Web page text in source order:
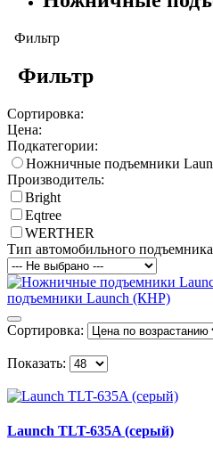
Фильтр
Фильтр
Сортировка:
Цена:
Подкатегории:
Ножничные подъемники
Производитель:
Bright
Eqtree
WERTHER
Тип автомобильного
подъемники Launch (КНР)
Сортировка:
Показать:
Launch TLT-635A (серый)